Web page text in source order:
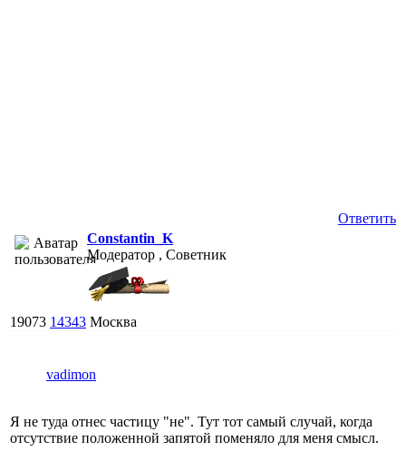
Ответить
Constantin_K
Модератор , Советник
19073 14343 Москва
vadimon
Я не туда отнес частицу "не". Тут тот самый случай, когда
отсутствие положенной запятой поменяло для меня смысл.